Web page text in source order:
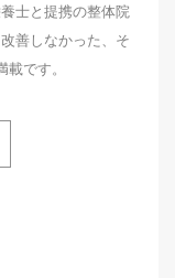
士と提携の整体院
善しなかった、そ
です。